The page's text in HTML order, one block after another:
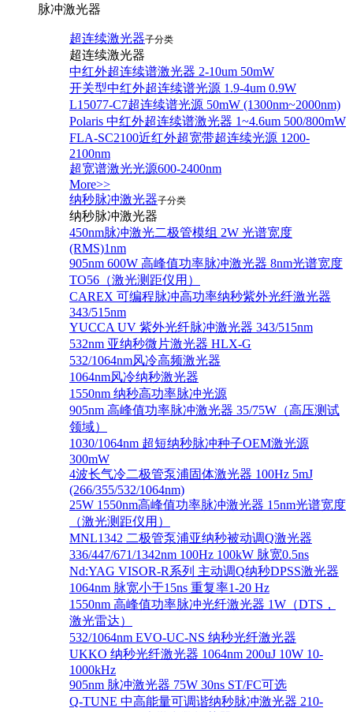
脉冲激光器
超连续激光器子分类
超连续激光器
中红外超连续谱激光器 2-10um 50mW
开关型中红外超连续谱光源 1.9-4um 0.9W
L15077-C7超连续谱光源 50mW (1300nm~2000nm)
Polaris 中红外超连续谱激光器 1~4.6um 500/800mW
FLA-SC2100近红外超宽带超连续光源 1200-
2100nm
超宽谱激光光源600-2400nm
More>>
纳秒脉冲激光器子分类
纳秒脉冲激光器
450nm脉冲激光二极管模组 2W 光谱宽度
(RMS)1nm
905nm 600W 高峰值功率脉冲激光器 8nm光谱宽度
TO56（激光测距仪用）
CAREX 可编程脉冲高功率纳秒紫外光纤激光器
343/515nm
YUCCA UV 紫外光纤脉冲激光器 343/515nm
532nm 亚纳秒微片激光器 HLX-G
532/1064nm风冷高频激光器
1064nm风冷纳秒激光器
1550nm 纳秒高功率脉冲光源
905nm 高峰值功率脉冲激光器 35/75W（高压测试
领域）
1030/1064nm 超短纳秒脉冲种子OEM激光源
300mW
4波长气冷二极管泵浦固体激光器 100Hz 5mJ
(266/355/532/1064nm)
25W 1550nm高峰值功率脉冲激光器 15nm光谱宽度
（激光测距仪用）
MNL1342 二极管泵浦亚纳秒被动调Q激光器
336/447/671/1342nm 100Hz 100kW 脉宽0.5ns
Nd:YAG VISOR-R系列 主动调Q纳秒DPSS激光器
1064nm 脉宽小于15ns 重复率1-20 Hz
1550nm 高峰值功率脉冲光纤激光器 1W（DTS，
激光雷达）
532/1064nm EVO-UC-NS 纳秒光纤激光器
UKKO 纳秒光纤激光器 1064nm 200uJ 10W 10-
1000kHz
905nm 脉冲激光器 75W 30ns ST/FC可选
Q-TUNE 中高能量可调谐纳秒脉冲激光器 210-